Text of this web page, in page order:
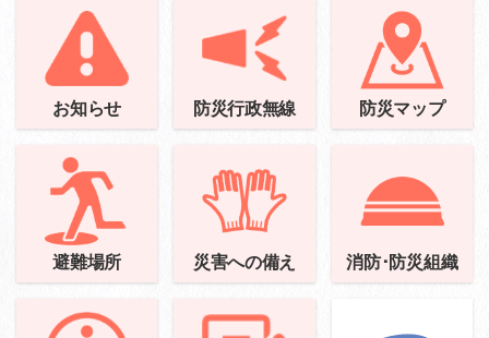
お知らせ 防災行政無線 防災マップ
避難場所 災害への備え 消防･防災組織